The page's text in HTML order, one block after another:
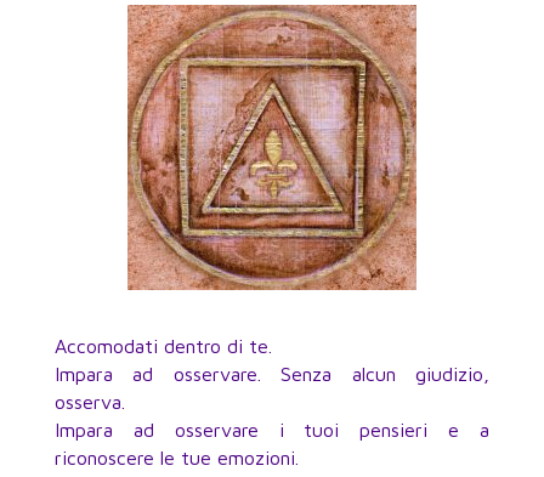
Accomodati dentro di te.
Impara ad osservare. Senza alcun giudizio,
osserva.
Impara ad osservare i tuoi pensieri e a
riconoscere le tue emozioni.